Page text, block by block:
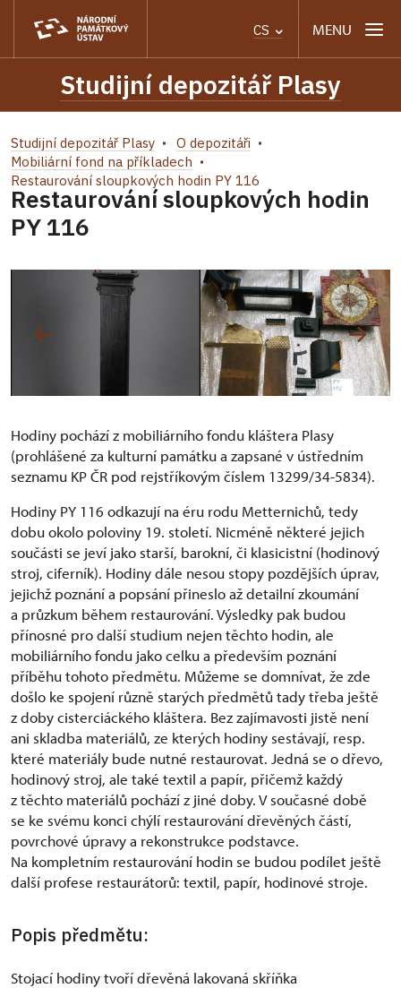
CS MENU
Studijní depozitář Plasy
Studijní depozitář Plasy
O depozitáři
Mobiliární fond na příkladech
Restaurování sloupkových hodin PY 116
Restaurování sloupkových hodin
PY 116
Hodiny pochází z mobiliárního fondu kláštera Plasy
(prohlášené za kulturní památku a zapsané v ústředním
seznamu KP ČR pod rejstříkovým číslem 13299/34-5834).
Hodiny PY 116 odkazují na éru rodu Metternichů, tedy
dobu okolo poloviny 19. století. Nicméně některé jejich
součásti se jeví jako starší, barokní, či klasicistní (hodinový
stroj, ciferník). Hodiny dále nesou stopy pozdějších úprav,
jejichž poznání a popsání přineslo až detailní zkoumání
a průzkum během restaurování. Výsledky pak budou
přínosné pro další studium nejen těchto hodin, ale
mobiliárního fondu jako celku a především poznání
příběhu tohoto předmětu. Můžeme se domnívat, že zde
došlo ke spojení různě starých předmětů tady třeba ještě
z doby cisterciáckého kláštera. Bez zajímavosti jistě není
ani skladba materiálů, ze kterých hodiny sestávají, resp.
které materiály bude nutné restaurovat. Jedná se o dřevo,
hodinový stroj, ale také textil a papír, přičemž každý
z těchto materiálů pochází z jiné doby. V současné době
se ke svému konci chýlí restaurování dřevěných částí,
povrchové úpravy a rekonstrukce podstavce.
Na kompletním restaurování hodin se budou podílet ještě
další profese restaurátorů: textil, papír, hodinové stroje.
Popis předmětu:
Stojací hodiny tvoří dřevěná lakovaná skříňka